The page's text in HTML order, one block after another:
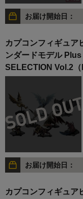
お届け開始日：
カプコンフィギュ
ンダードモデル
SELECTION Vol.2（
お届け開始日：
カプコンフィギュ